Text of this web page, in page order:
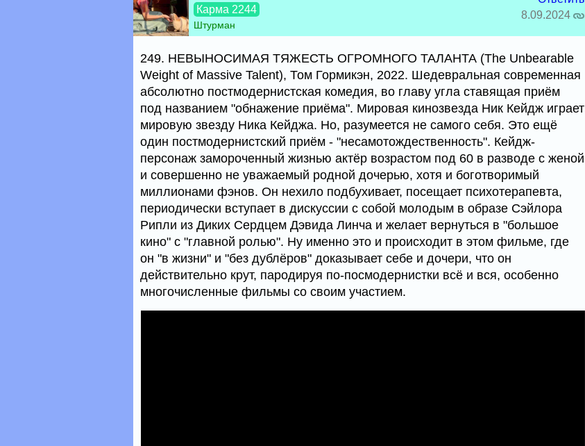
Карма 2244
Штурман
8.09.2024
249. НЕВЫНОСИМАЯ ТЯЖЕСТЬ ОГРОМНОГО ТАЛАНТА (The Unbearable
Weight of Massive Talent), Том Гормикэн, 2022. Шедевральная современная
абсолютно постмодернистская комедия, во главу угла ставящая приём
под названием "обнажение приёма". Мировая кинозвезда Ник Кейдж играет
мировую звезду Ника Кейджа. Но, разумеется не самого себя. Это ещё
один постмодернистский приём - "несамотождественность". Кейдж-
персонаж замороченный жизнью актёр возрастом под 60 в разводе с женой
и совершенно не уважаемый родной дочерью, хотя и боготворимый
миллионами фэнов. Он нехило подбухивает, посещает психотерапевта,
периодически вступает в дискуссии с собой молодым в образе Сэйлора
Рипли из Диких Сердцем Дэвида Линча и желает вернуться в "большое
кино" с "главной ролью". Ну именно это и происходит в этом фильме, где
он "в жизни" и "без дублёров" доказывает себе и дочери, что он
действительно крут, пародируя по-посмодернистки всё и вся, особенно
многочисленные фильмы со своим участием.